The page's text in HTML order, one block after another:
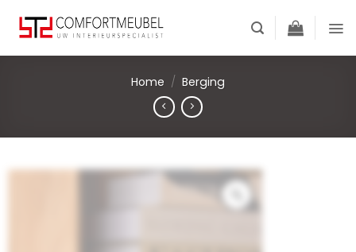
content
Home / Berging